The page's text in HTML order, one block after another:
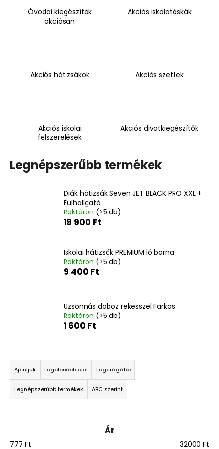
Óvodai kiegészítők
akciósan
Akciós iskolatáskák
Akciós hátizsákok Akciós szettek
Akciós iskolai
felszerelések
Akciós divatkiegészítők
Legnépszerűbb termékek
Diák hátizsák Seven JET BLACK PRO XXL +
Fülhallgató
Raktáron (>5 db)
19 900 Ft
Iskolai hátizsák PREMIUM ló barna
Raktáron (>5 db)
9 400 Ft
Uzsonnás doboz rekesszel Farkas
Raktáron (>5 db)
1 600 Ft
T
e
r
m
é
Ajánljuk Legolcsóbb elöl Legdrágább
Legnépszerűbb termékek ABC szerint
Ár
777 Ft 32000 Ft
PREMIUM
MAGIC